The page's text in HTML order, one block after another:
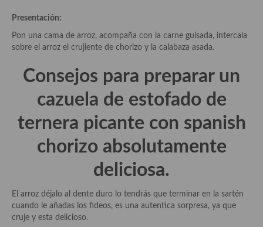
Cocina Austriaca
Cocina Britanica
Cocina Bulgara
Cocina Danesa
Cocina de la Republica Checa
Cocina de Ucrania
Cocina Eslovena
Presentación:
Pon una cama de arroz, acompaña con la carne guisada, intercala
sobre el arroz el crujiente de chorizo y la calabaza asada.
Consejos para preparar un
cazuela de estofado de
ternera picante con spanish
chorizo absolutamente
deliciosa.
El arroz déjalo al dente duro lo tendrás que terminar en la sartén
cuando le añadas los fideos, es una autentica sorpresa, ya que
cruje y esta delicioso.